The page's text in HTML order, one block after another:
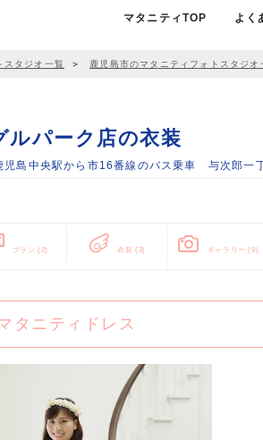
マタニティTOP よく
スタジオ一覧 ＞ 鹿児島市のマタニティフォトスタジオ
パーク店の衣装
島中央駅から市16番線のバス乗車 与次郎一
プラン(2) 衣装(3) ギャラリー(9)
タニティドレス